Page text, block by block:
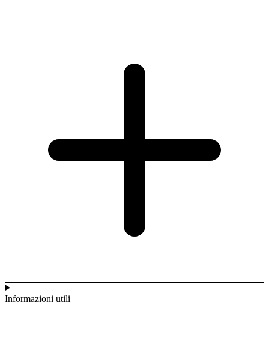
Informazioni utili